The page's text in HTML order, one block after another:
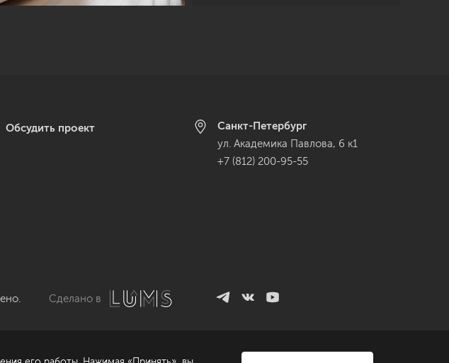
Обсудить проект
Санкт-Петербург
ул. Академика Павлова, 6 к1
+7 (812) 200-95-55
Сделано в